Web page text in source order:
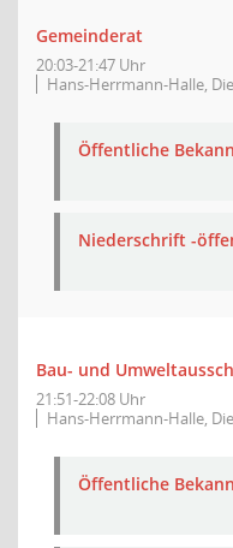
Gemeinderat
20:03-21:47 Uhr
Hans-Herrmann-Halle,
Öffentliche
Niederschrift -
Bau- und
21:51-22:08 Uhr
Hans-Herrmann-Halle,
Öffentliche